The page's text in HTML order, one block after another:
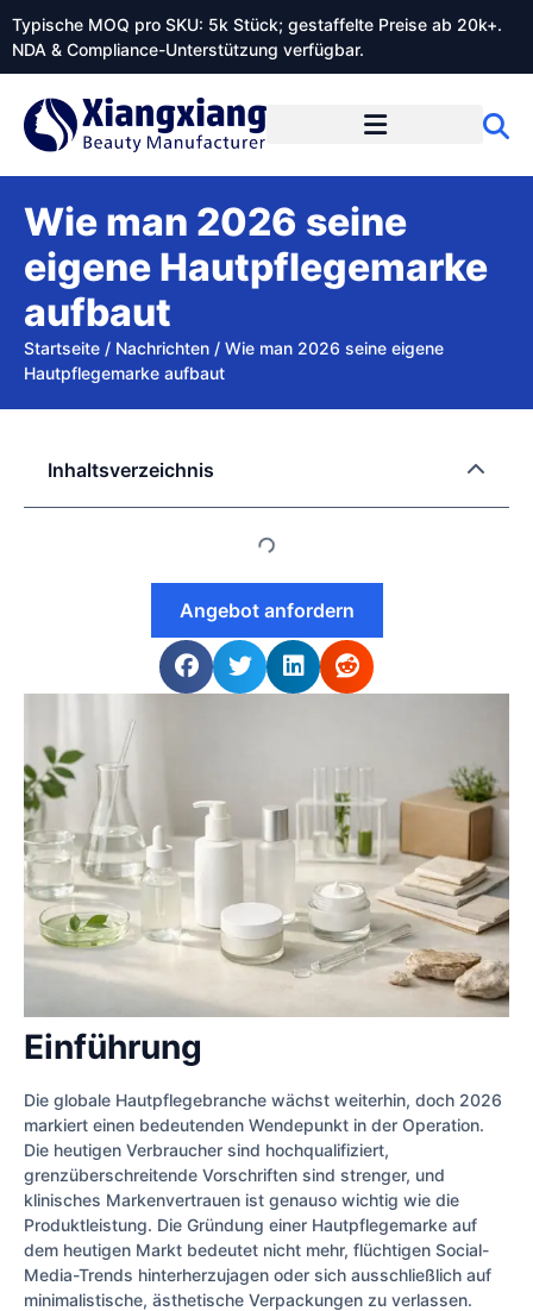
Typische MOQ pro SKU: 5k Stück; gestaffelte Preise ab 20k+.
NDA & Compliance-Unterstützung verfügbar.
Wie man 2026 seine
eigene Hautpflegemarke
aufbaut
Startseite / Nachrichten / Wie man 2026 seine eigene
Hautpflegemarke aufbaut
Einführung
Die globale Hautpflegebranche wächst weiterhin, doch 2026
markiert einen bedeutenden Wendepunkt in der Operation.
Die heutigen Verbraucher sind hochqualifiziert,
grenzüberschreitende Vorschriften sind strenger, und
klinisches Markenvertrauen ist genauso wichtig wie die
Produktleistung. Die Gründung einer Hautpflegemarke auf
dem heutigen Markt bedeutet nicht mehr, flüchtigen Social-
Media-Trends hinterherzujagen oder sich ausschließlich auf
minimalistische, ästhetische Verpackungen zu verlassen.
Inhaltsverzeichnis
Angebot anfordern